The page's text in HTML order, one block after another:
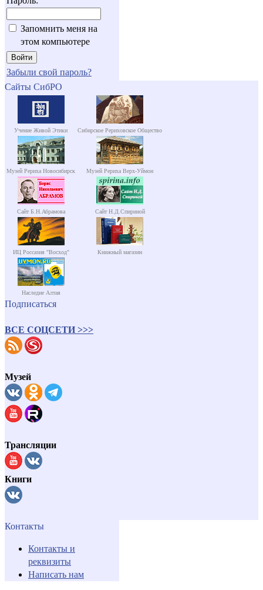
Запомнить меня на
этом компьютере
Забыли свой пароль?
Сайты СибРО
Учение Живой Этики Сибирское Рериховское Общество
Музей Рериха Новосибирск Музей Рериха Верх-Уймон
Сайт Б.Н.Абрамова Сайт Н.Д.Спириной
ИЦ Россазия "Восход" Книжный магазин
Наследие Алтая
Подписаться
ВСЕ СОЦСЕТИ >>>
Музей
Трансляции
Книги
Контакты
Контакты и
реквизиты
Написать нам